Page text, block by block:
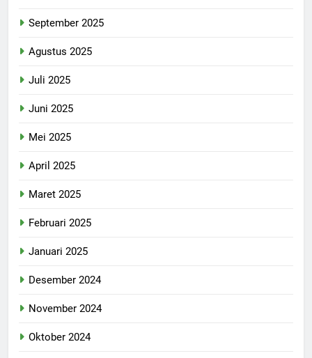
September 2025
Agustus 2025
Juli 2025
Juni 2025
Mei 2025
April 2025
Maret 2025
Februari 2025
Januari 2025
Desember 2024
November 2024
Oktober 2024